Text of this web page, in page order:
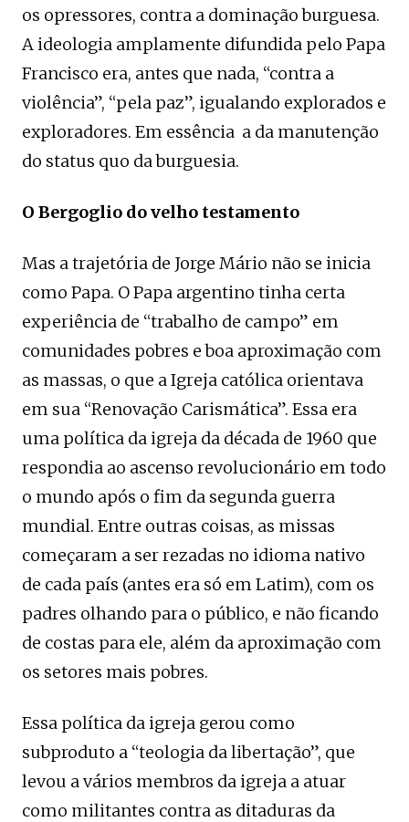
os opressores, contra a dominação burguesa.
A ideologia amplamente difundida pelo Papa
Francisco era, antes que nada, “contra a
violência”, “pela paz”, igualando explorados e
exploradores. Em essência a da manutenção
do status quo da burguesia.
O Bergoglio do velho testamento
Mas a trajetória de Jorge Mário não se inicia
como Papa. O Papa argentino tinha certa
experiência de “trabalho de campo” em
comunidades pobres e boa aproximação com
as massas, o que a Igreja católica orientava
em sua “Renovação Carismática”. Essa era
uma política da igreja da década de 1960 que
respondia ao ascenso revolucionário em todo
o mundo após o fim da segunda guerra
mundial. Entre outras coisas, as missas
começaram a ser rezadas no idioma nativo
de cada país (antes era só em Latim), com os
padres olhando para o público, e não ficando
de costas para ele, além da aproximação com
os setores mais pobres.
Essa política da igreja gerou como
subproduto a “teologia da libertação”, que
levou a vários membros da igreja a atuar
como militantes contra as ditaduras da